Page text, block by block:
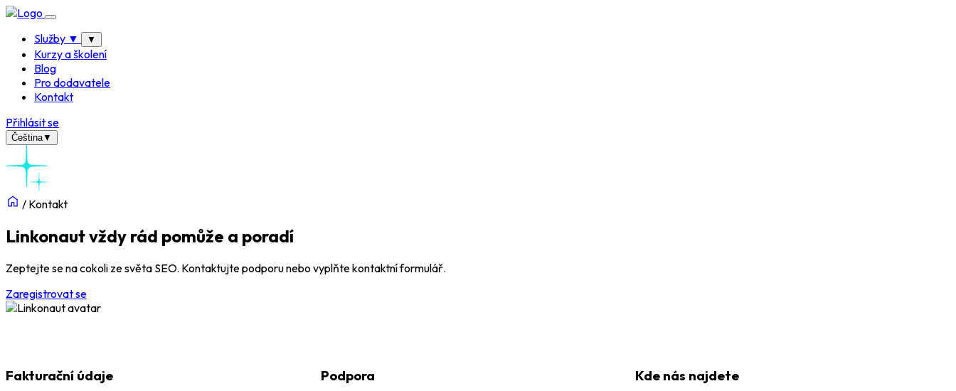
Služby ▼ ▼
Kurzy a školení
Blog
Pro dodavatele
Kontakt
Přihlásit se
Čeština▼
/ Kontakt
Linkonaut vždy rád pomůže a poradí
Zeptejte se na cokoli ze světa SEO. Kontaktujte podporu nebo vyplňte kontaktní formulář.
Zaregistrovat se
Fakturační údaje Podpora Kde nás najdete